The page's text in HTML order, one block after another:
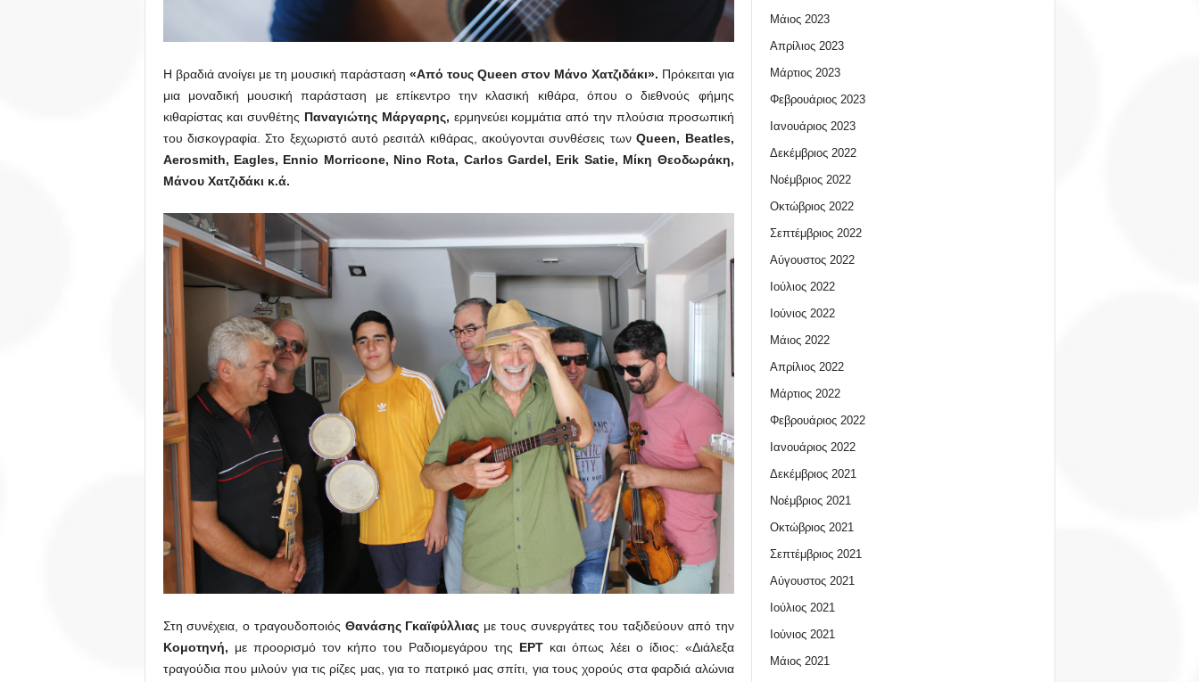
Η βραδιά ανοίγει με τη μουσική παράσταση «Από τους Queen στον Μάνο Χατζιδάκι». Πρόκειται για
μια μοναδική μουσική παράσταση με επίκεντρο την κλασική κιθάρα, όπου ο διεθνούς φήμης
κιθαρίστας και συνθέτης Παναγιώτης Μάργαρης, ερμηνεύει κομμάτια από την πλούσια προσωπική
του δισκογραφία. Στο ξεχωριστό αυτό ρεσιτάλ κιθάρας, ακούγονται συνθέσεις τωνQueen, Beatles,
Aerosmith, Eagles, Ennio Morricone, Nino Rota, Carlos Gardel, Erik Satie, Μίκη Θεοδωράκη,
Μάνου Χατζιδάκι κ.ά.
Στη συνέχεια, ο τραγουδοποιός Θανάσης Γκαϊφύλλιας με τους συνεργάτες του ταξιδεύουν από την
Κομοτηνή, με προορισμό τον κήπο του Ραδιομεγάρου της ΕΡΤκαι όπως λέει ο ίδιος: «Διάλεξα
τραγούδια που μιλούν για τις ρίζες μας, για το πατρικό μας σπίτι, για τους χορούς στα φαρδιά αλώνια
Μάιος 2023
Απρίλιος 2023
Μάρτιος 2023
Φεβρουάριος 2023
Ιανουάριος 2023
Δεκέμβριος 2022
Νοέμβριος 2022
Οκτώβριος 2022
Σεπτέμβριος 2022
Αύγουστος 2022
Ιούλιος 2022
Ιούνιος 2022
Μάιος 2022
Απρίλιος 2022
Μάρτιος 2022
Φεβρουάριος 2022
Ιανουάριος 2022
Δεκέμβριος 2021
Νοέμβριος 2021
Οκτώβριος 2021
Σεπτέμβριος 2021
Αύγουστος 2021
Ιούλιος 2021
Ιούνιος 2021
Μάιος 2021